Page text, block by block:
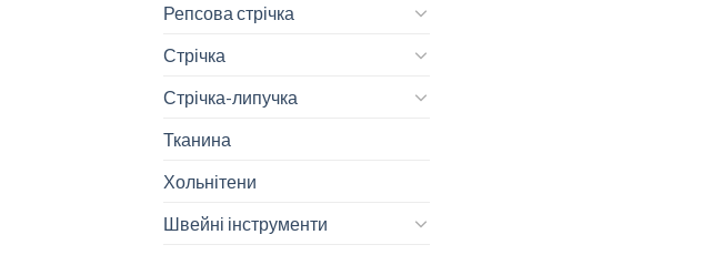
Репсова стрічка
Стрічка
Стрічка-липучка
Тканина
Хольнітени
Швейні інструменти